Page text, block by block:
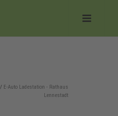
/ E-Auto Ladestation - Rathaus
Lennestadt